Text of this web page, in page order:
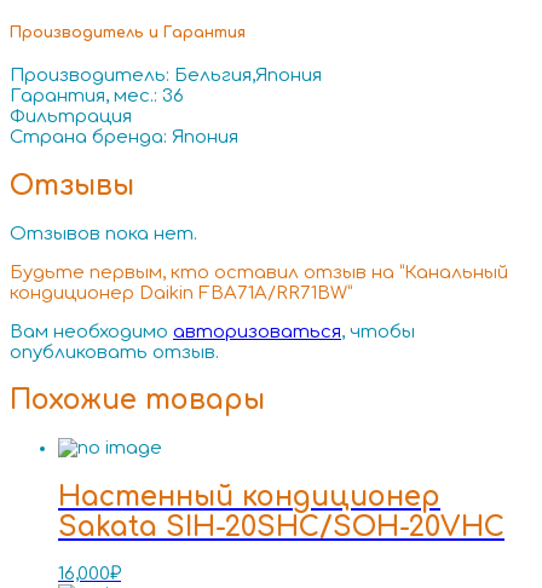
Производитель и Гарантия
Производитель: Бельгия,Япония
Гарантия, мес.: 36
Фильтрация
Страна бренда: Япония
Отзывы
Отзывов пока нет.
Будьте первым, кто оставил отзыв на “Канальный
кондиционер Daikin FBA71A/RR71BW”
Вам необходимо авторизоваться, чтобы
опубликовать отзыв.
Похожие товары
Настенный кондиционер
Sakata SIH-20SHC/SOH-20VHC
16,000₽